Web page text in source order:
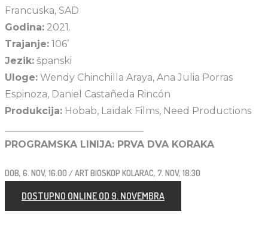
Francuska, SAD
Godina: 2021.
Trajanje: 106’
Jezik: španski
Uloge: Wendy Chinchilla Araya, Ana Julia Porras
Espinoza, Daniel Castañeda Rincón
Produkcija: Hobab, Laïdak Films, Need Productions
PROGRAMSKA LINIJA: PRVA DVA KORAKA
DOB, 6. NOV, 16.00 / ART BIOSKOP KOLARAC, 7. NOV, 18.30
DOSTUPNO ONLINE OD 9. NOVEMBRA